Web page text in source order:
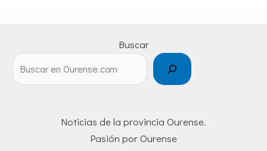
Buscar
Noticias de la provincia Ourense.
Pasión por Ourense